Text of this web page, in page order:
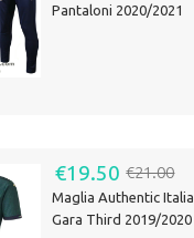
Pantaloni 2020/2021
€19.50 €21.00
Maglia Authentic Italia
Gara Third 2019/2020